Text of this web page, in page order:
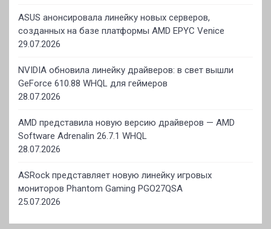
ASUS анонсировала линейку новых серверов,
созданных на базе платформы AMD EPYC Venice
29.07.2026
NVIDIA обновила линейку драйверов: в свет вышли
GeForce 610.88 WHQL для геймеров
28.07.2026
AMD представила новую версию драйверов — AMD
Software Adrenalin 26.7.1 WHQL
28.07.2026
ASRock представляет новую линейку игровых
мониторов Phantom Gaming PGO27QSA
25.07.2026